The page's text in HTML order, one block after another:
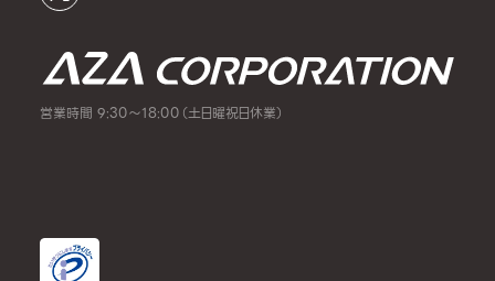
営業時間 9:30～18:00（土日曜祝日休業）